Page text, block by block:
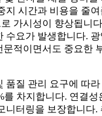
지 시간과 비용을 줄
가시성이 향상됩니
수요가 발생합니다.
적이면서도 중요한
품질 관리 요구에 따라
를 차지합니다. 연결성
니터링을 보장합니다.